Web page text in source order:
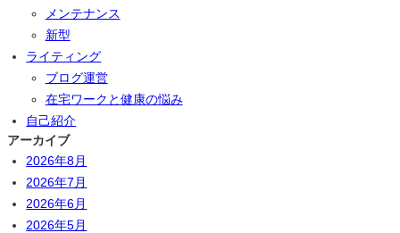
メンテナンス
新型
ライティング
ブログ運営
在宅ワークと健康の悩み
自己紹介
アーカイブ
2026年8月
2026年7月
2026年6月
2026年5月